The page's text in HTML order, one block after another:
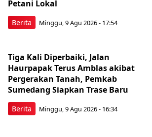
Berita
Petani Lokal
Minggu, 9 Agu 2026 - 17:54
Berita
Tiga Kali Diperbaiki, Jalan
Haurpapak Terus Amblas akibat
Pergerakan Tanah, Pemkab
Sumedang Siapkan Trase Baru
Minggu, 9 Agu 2026 - 16:34